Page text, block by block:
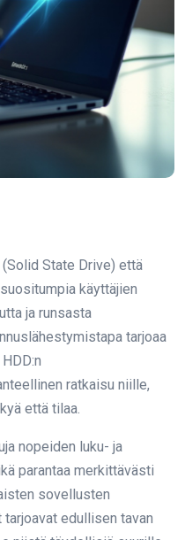
State Drive) että
käyttäjien
ja runsasta
tarjoaa
ratkaisu niille,
että tilaa.
nopeiden luku- ja
parantaa merkittävästi
sovellusten
edullisen tavan